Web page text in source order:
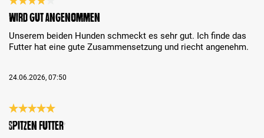
Review with rating of 4 out of 5 stars
Wird gut angenommen
Unserem beiden Hunden schmeckt es sehr gut. Ich finde das
Futter hat eine gute Zusammensetzung und riecht angenehm.
24.06.2026, 07:50
Review with rating of 5 out of 5 stars
Spitzen Futter